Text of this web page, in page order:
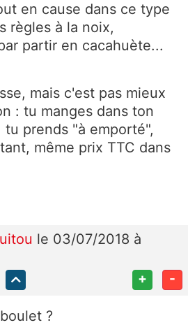
en cause dans ce type
règles à la noix,
partir en cacahuète...
mais c'est pas mieux
: tu manges dans ton
tu prends "à emporté",
même prix TTC dans
le 03/07/2018 à
+ -
?